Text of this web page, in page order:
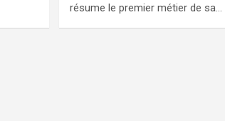
résume le premier métier de sa…